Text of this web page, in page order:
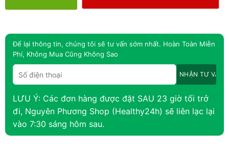
Để lại thông tin, chúng tôi sẽ tư vấn sớm nhất. Hoàn Toàn Miễn
Phí, Không Mua Cũng Không Sao
LƯU Ý: Các đơn hàng được đặt SAU 23 giờ tối trở
đi, Nguyên Phương Shop (Healthy24h) sẽ liên lạc lại
vào 7:30 sáng hôm sau.